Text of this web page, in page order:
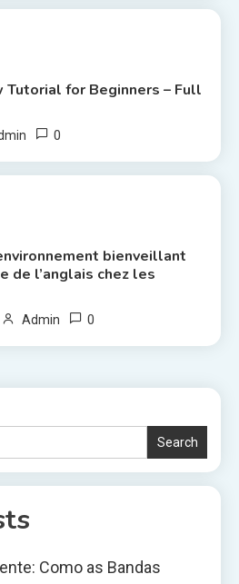
for Beginners – Full
0
bienveillant
de l’anglais chez les
Admin 0
Search
Como as Bandas